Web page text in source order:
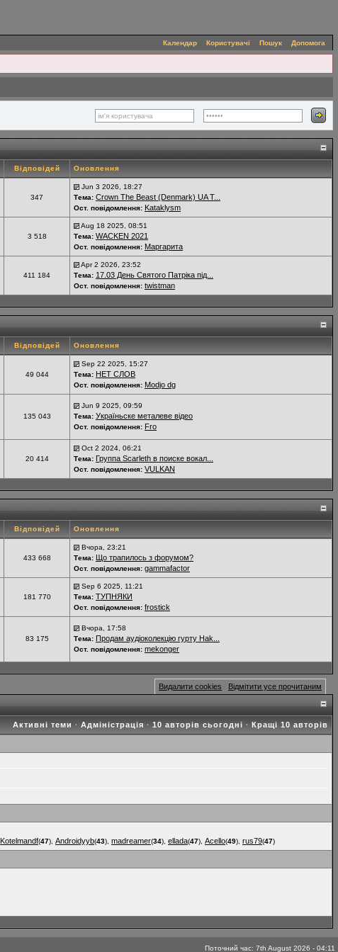
Календар Користувачі Пошук Допомога
Відповідей Оновлення
347
Jun 3 2026, 18:27
Тема: Crown The Beast (Denmark) UA T...
Ост. повідомлення: Kataklysm
3 518
Aug 18 2025, 08:51
Тема: WACKEN 2021
Ост. повідомлення: Маргарита
411 184
Apr 2 2026, 23:52
Тема: 17.03 День Святого Патріка під...
Ост. повідомлення: twistman
Відповідей Оновлення
49 044
Sep 22 2025, 15:27
Тема: НЕТ СЛОВ
Ост. повідомлення: Modjo dg
135 043
Jun 9 2025, 09:59
Тема: Україньске металеве відео
Ост. повідомлення: Fro
20 414
Oct 2 2024, 06:21
Тема: Группа Scarleth в поиске вокал...
Ост. повідомлення: VULKAN
Відповідей Оновлення
433 668
Вчора, 23:21
Тема: Що трапилось з форумом?
Ост. повідомлення: gammafactor
181 770
Sep 6 2025, 11:21
Тема: ТУПНЯКИ
Ост. повідомлення: frostick
83 175
Вчора, 17:58
Тема: Продам аудіоколекцію гурту Hak...
Ост. повідомлення: mekonger
Видалити cookies Відмітити усе прочитаним
Активні теми · Адміністрація · 10 авторів сьогодні · Кращі 10 авторів
Kotelmandf(47), Androidyyb(43), madreamer(34), ellada(47), Acello(49), rus79(47)
Поточний час: 7th August 2026 - 04:11